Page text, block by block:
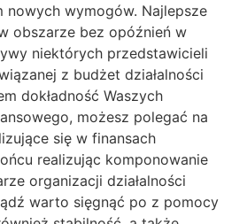
wymogów. Najlepsze
obszarze bez opóźnień w
niektórych przedstawicieli
z budżet działalności
dokładność Waszych
możesz polegać na
się w finansach
realizując komponowanie
organizacji działalności
warto sięgnąć po z pomocy